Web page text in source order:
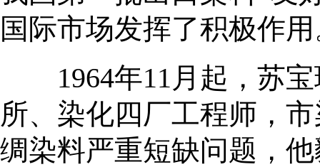
国际市场发挥了积极作
1964年11月起，苏宝
所、染化四厂工程师，
绸染料严重短缺问题，